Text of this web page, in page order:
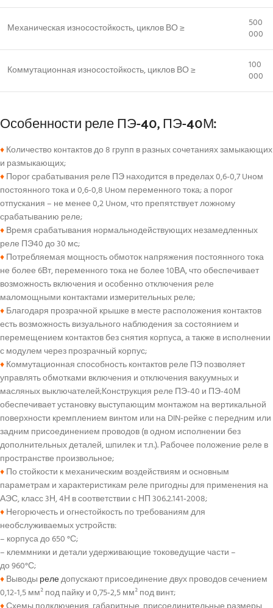
Механическая износостойкость, циклов ВО ≥
500
000
Коммутационная износостойкость, циклов ВО ≥
100
000
Особенности реле ПЭ-40, ПЭ-40М:
♦Количество контактов до 8 групп в разных сочетаниях замыкающих
и размыкающих;
♦Порог срабатывания реле ПЭ находится в пределах 0,6-0,7 Uном
постоянного тока и 0,6-0,8 Uном переменного тока; а порог
отпускания – не менее 0,2 Uном, что препятствует ложному
срабатыванию реле;
♦Время срабатывания нормальнодействующих незамедленных
реле ПЭ40 до 30 мс;
♦Потребляемая мощность обмоток напряжения постоянного тока
не более 6Вт, переменного тока не более 10ВА, что обеспечивает
возможность включения и особенно отключения реле
маломощными контактами измерительных реле;
♦Благодаря прозрачной крышке в месте расположения контактов
есть возможность визуального наблюдения за состоянием и
перемещением контактов без снятия корпуса, а также в исполнении
с модулем через прозрачный корпус;
♦Коммутационная способность контактов реле ПЭ позволяет
управлять обмотками включения и отключения вакуумных и
масляных выключателей;Конструкция реле ПЭ-40 и ПЭ-40М
обеспечивает установку выступающим монтажом на вертикальной
поверхности кремплением винтом или на DIN-рейке с передним или
задним присоединением проводов (в одном исполнении без
дополнительных деталей, шпилек и т.п.). Рабочее положение реле в
пространстве произвольное;
♦По стойкости к механическим воздействиям и основным
параметрам и характеристикам реле пригодны для применения на
АЭС, класс 3Н, 4Н в соответствии с НП 306.2.141‑2008;
♦Негорючесть и огнестойкость по требованиям для
необслуживаемых устройств:
– корпуса до 650 °С;
– клеммники и детали удерживающие токоведущие части –
до 960°С;
♦Выводы реледопускают присоединение двух проводов сечением
0,12‑1,5 мм² под пайку и 0,75‑2,5 мм² под винт;